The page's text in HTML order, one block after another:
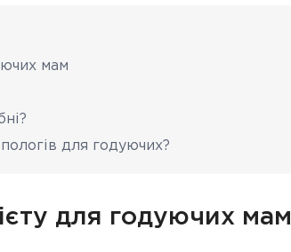
мам
для годуючих?
для годуючих мам